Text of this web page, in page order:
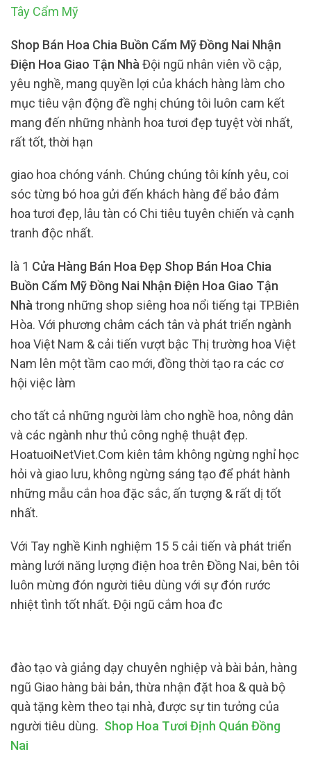
Tây Cẩm Mỹ
Shop Bán Hoa Chia Buồn Cẩm Mỹ Đồng Nai Nhận
Điện Hoa Giao Tận Nhà Đội ngũ nhân viên vồ cập,
yêu nghề, mang quyền lợi của khách hàng làm cho
mục tiêu vận động đề nghị chúng tôi luôn cam kết
mang đến những nhành hoa tươi đẹp tuyệt vời nhất,
rất tốt, thời hạn
giao hoa chóng vánh. Chúng chúng tôi kính yêu, coi
sóc từng bó hoa gửi đến khách hàng để bảo đảm
hoa tươi đẹp, lâu tàn có Chi tiêu tuyên chiến và cạnh
tranh độc nhất.
là 1 Cửa Hàng Bán Hoa Đẹp Shop Bán Hoa Chia
Buồn Cẩm Mỹ Đồng Nai Nhận Điện Hoa Giao Tận
Nhà trong những shop siêng hoa nổi tiếng tại TP.Biên
Hòa. Với phương châm cách tân và phát triển ngành
hoa Việt Nam & cải tiến vượt bậc Thị trường hoa Việt
Nam lên một tầm cao mới, đồng thời tạo ra các cơ
hội việc làm
cho tất cả những người làm cho nghề hoa, nông dân
và các ngành như thủ công nghệ thuật đẹp.
HoatuoiNetViet.Com kiên tâm không ngừng nghỉ học
hỏi và giao lưu, không ngừng sáng tạo để phát hành
những mẫu cắn hoa đặc sắc, ấn tượng & rất dị tốt
nhất.
Với Tay nghề Kinh nghiệm 15 5 cải tiến và phát triển
màng lưới năng lượng điện hoa trên Đồng Nai, bên tôi
luôn mừng đón người tiêu dùng với sự đón rước
nhiệt tình tốt nhất. Đội ngũ cắm hoa đc
đào tạo và giảng dạy chuyên nghiệp và bài bản, hàng
ngũ Giao hàng bài bản, thừa nhận đặt hoa & quà bộ
quà tặng kèm theo tại nhà, được sự tin tưởng của
người tiêu dùng. Shop Hoa Tươi Định Quán Đồng
Nai